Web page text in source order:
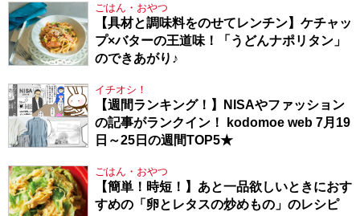
ごはん・おやつ
【具材と調味料をのせてレンチン】ケチャッ
プ×バターの王道味！「うどんナポリタン」
のできあがり♪
イチオシ！
【週間ランキング！】NISAやファッション
の記事がランクイン！ kodomoe web 7月19
日～25日の週間TOP5★
ごはん・おやつ
【簡単！時短！】あと一品欲しいときにおす
すめの「卵とレタスの炒めもの」のレシピ